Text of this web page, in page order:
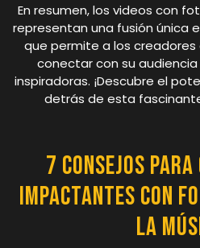
En resumen, los videos con
representan una fusión única
que permite a los
conectar con su
inspiradoras. ¡Descubre el
detrás de esta
7 Consejos
Impactantes con
la